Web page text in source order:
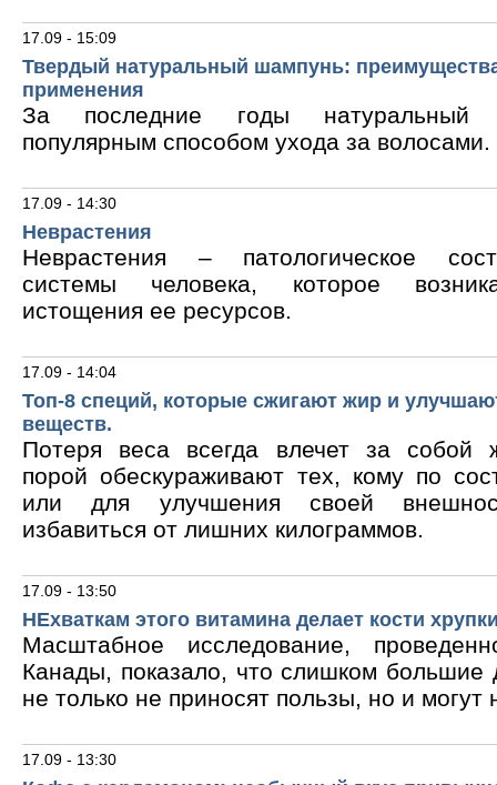
17.09 - 15:09
Твердый натуральный шампунь:
применения
За последние годы натуральный
популярным способом ухода за волосами.
17.09 - 14:30
Неврастения
Неврастения – патологическое
системы человека, которое
истощения ее ресурсов.
17.09 - 14:04
Топ-8 специй, которые сжигают жир и
веществ.
Потеря веса всегда влечет за собой
порой обескураживают тех, кому по
или для улучшения своей
избавиться от лишних килограммов.
17.09 - 13:50
НЕхваткам этого витамина делает кости
Масштабное исследование,
Канады, показало, что слишком большие
не только не приносят пользы, но и могут
17.09 - 13:30